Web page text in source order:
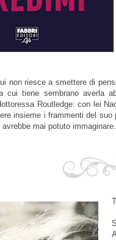
non riesce a smettere di
cui tiene sembrano averla
Routledge: con lei
insieme i frammenti del
avrebbe mai potuto